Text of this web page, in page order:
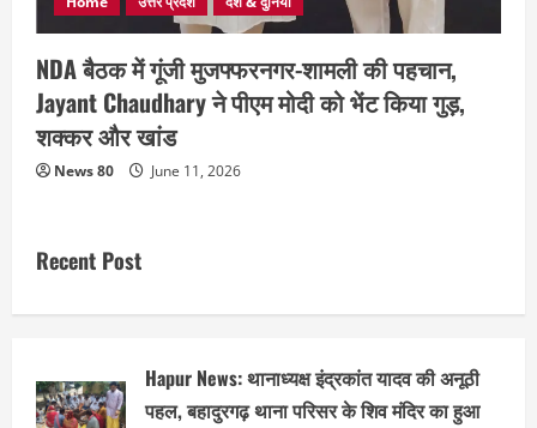
NDA बैठक में गूंजी मुजफ्फरनगर-शामली की पहचान,
Jayant Chaudhary ने पीएम मोदी को भेंट किया गुड़,
शक्कर और खांड
News 80 June 11, 2026
Recent Post
Hapur News: थानाध्यक्ष इंद्रकांत यादव की अनूठी
पहल, बहादुरगढ़ थाना परिसर के शिव मंदिर का हुआ